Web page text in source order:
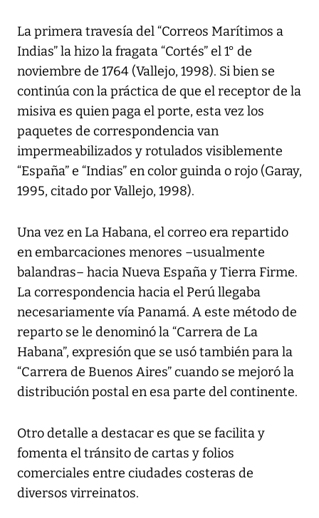
La primera travesía del “Correos Marítimos a
Indias” la hizo la fragata “Cortés” el 1° de
noviembre de 1764 (Vallejo, 1998). Si bien se
continúa con la práctica de que el receptor de la
misiva es quien paga el porte, esta vez los
paquetes de correspondencia van
impermeabilizados y rotulados visiblemente
“España” e “Indias” en color guinda o rojo (Garay,
1995, citado por Vallejo, 1998).
Una vez en La Habana, el correo era repartido
en embarcaciones menores –usualmente
balandras– hacia Nueva España y Tierra Firme.
La correspondencia hacia el Perú llegaba
necesariamente vía Panamá. A este método de
reparto se le denominó la “Carrera de La
Habana”, expresión que se usó también para la
“Carrera de Buenos Aires” cuando se mejoró la
distribución postal en esa parte del continente.
Otro detalle a destacar es que se facilita y
fomenta el tránsito de cartas y folios
comerciales entre ciudades costeras de
diversos virreinatos.